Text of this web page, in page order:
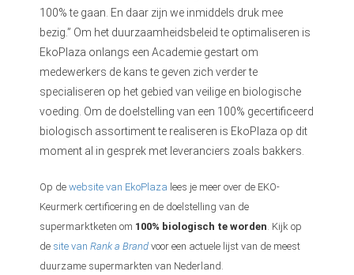
100% te gaan. En daar zijn we inmiddels druk mee
bezig.” Om het duurzaamheidsbeleid te optimaliseren is
EkoPlaza onlangs een Academie gestart om
medewerkers de kans te geven zich verder te
specialiseren op het gebied van veilige en biologische
voeding. Om de doelstelling van een 100% gecertificeerd
biologisch assortiment te realiseren is EkoPlaza op dit
moment al in gesprek met leveranciers zoals bakkers.
Op de website van EkoPlaza lees je meer over de EKO-
Keurmerk certificering en de doelstelling van de
supermarktketen om 100% biologisch te worden. Kijk op
de site van Rank a Brand voor een actuele lijst van de meest
duurzame supermarkten van Nederland.